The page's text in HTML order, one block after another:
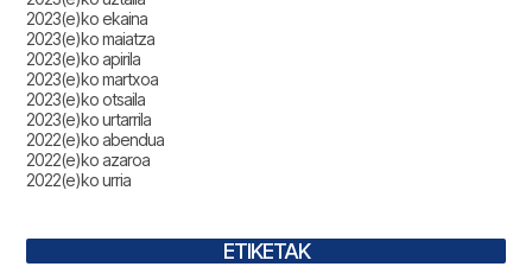
2023(e)ko ekaina
2023(e)ko maiatza
2023(e)ko apirila
2023(e)ko martxoa
2023(e)ko otsaila
2023(e)ko urtarrila
2022(e)ko abendua
2022(e)ko azaroa
2022(e)ko urria
ETIKETAK